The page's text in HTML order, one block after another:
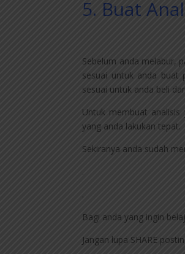
5. Buat
Sebelum anda melabur,
sesuai untuk anda buat
sesuai untuk anda beli
Untuk membuat analisis
yang anda lakukan tepat.
Sekiranya anda sudah
.
.
Bagi anda yang ingin
Jangan lupa SHARE